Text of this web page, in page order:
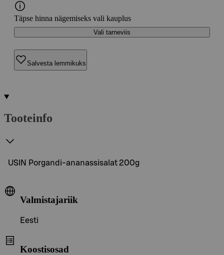
Täpse hinna nägemiseks vali kauplus
Vali tarneviis
Salvesta lemmikuks
Tooteinfo
USIN Porgandi-ananassisalat 200g
Valmistajariik
Eesti
Koostisosad